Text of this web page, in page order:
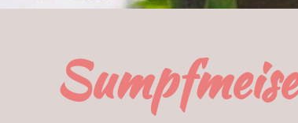
Sumpfmeise